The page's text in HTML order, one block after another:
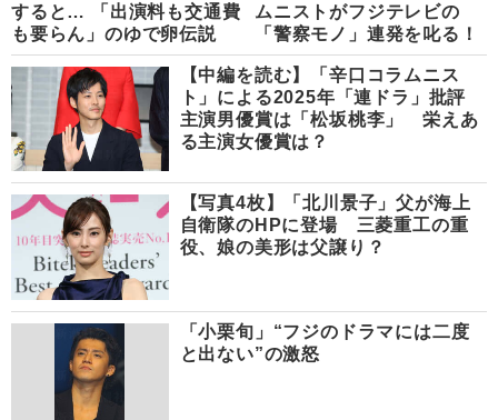
すると… 「出演料も交通費
も要らん」のゆで卵伝説
ムニストがフジテレビの
「警察モノ」連発を叱る！
【中編を読む】「辛口コラムニス
ト」による2025年「連ドラ」批評
主演男優賞は「松坂桃李」 栄えあ
る主演女優賞は？
【写真4枚】「北川景子」父が海上
自衛隊のHPに登場 三菱重工の重
役、娘の美形は父譲り？
「小栗旬」“フジのドラマには二度
と出ない”の激怒